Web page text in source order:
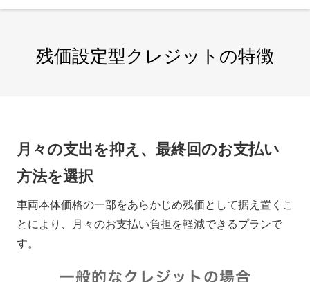
残価設定型クレジットの特徴
月々の支出を抑え、最終回のお支払い
方法を選択
車両本体価格の一部をあらかじめ残価として据え置くこ
とにより、月々のお支払い負担を軽減できるプランで
す。